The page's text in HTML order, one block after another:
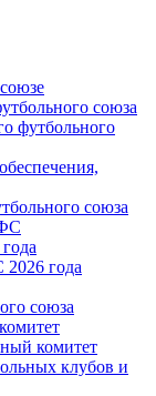
союза
футбольного
союза
года
союза
комитет
клубов и